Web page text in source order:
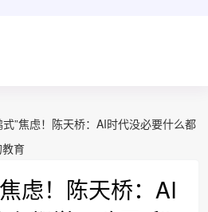
式”焦虑！陈天桥：AI时代没必要什么都
教育
虑！陈天桥：AI